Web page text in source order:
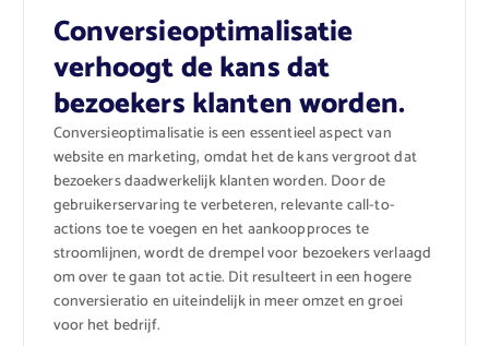
Conversieoptimalisatie
verhoogt de kans dat
bezoekers klanten worden.
Conversieoptimalisatie is een essentieel aspect van
website en marketing, omdat het de kans vergroot dat
bezoekers daadwerkelijk klanten worden. Door de
gebruikerservaring te verbeteren, relevante call-to-
actions toe te voegen en het aankoopproces te
stroomlijnen, wordt de drempel voor bezoekers verlaagd
om over te gaan tot actie. Dit resulteert in een hogere
conversieratio en uiteindelijk in meer omzet en groei
voor het bedrijf.